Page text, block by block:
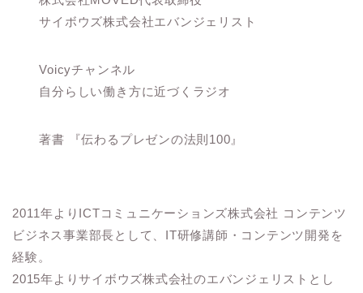
サイボウズ株式会社エバンジェリスト
Voicyチャンネル
自分らしい働き方に近づくラジオ
著書 『伝わるプレゼンの法則100』
2011年よりICTコミュニケーションズ株式会社 コンテンツ
ビジネス事業部長として、IT研修講師・コンテンツ開発を
経験。
2015年よりサイボウズ株式会社のエバンジェリストとし